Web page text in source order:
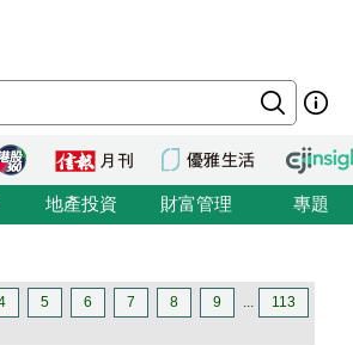
地產投資 財富管理 專題
5 6 7 8 9 ... 113